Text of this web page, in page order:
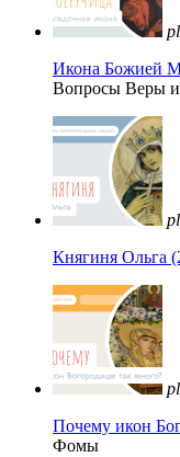
Икона Божией
Вопросы Веры
Княгиня Ольга
Почему икон
Фомы